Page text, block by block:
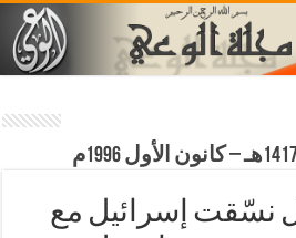
نسّقت إسرائيل مع